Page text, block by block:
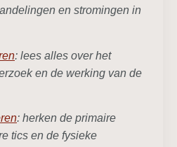
en stromingen in
: lees alles over het
en de werking van de
: herken de primaire
tics en de fysieke